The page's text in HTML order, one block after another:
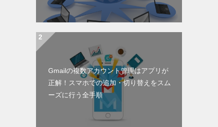
Gmailの複数アカウント管理はアプリが
正解！スマホでの追加・切り替えをスム
ーズに行う全手順